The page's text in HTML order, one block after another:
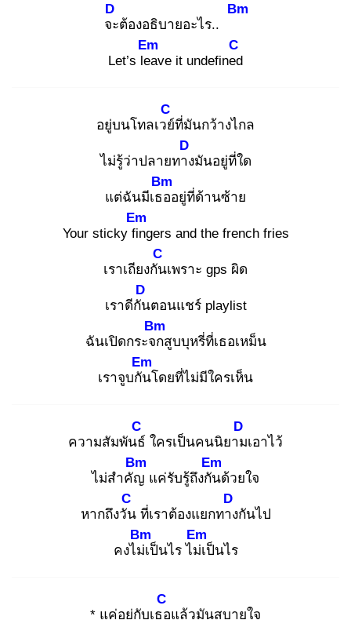
จะ
D
ต้องอธิบายอะไร..
Bm
Let’s lea
Em
ve it undefined
C
อยู่บนโทลเวย์
C
ที่มันกว้างไกล
ไม่รู้ว่าปลายทาง
D
มันอยู่ที่ใด
แต่ฉันมีเธอ
Bm
อยู่ที่ด้านซ้าย
Your sticky fin
Em
gers and the french fries
เราเถียงกัน
C
เพราะ gps ผิด
เราดีกัน
D
ตอนแชร์ playlist
ฉันเปิดกระจก
Bm
สูบบุหรี่ที่เธอเหม็น
เราจูบกัน
Em
โดยที่ไม่มีใครเห็น
ความสัมพันธ์
C
ใครเป็นคนนิยาม
D
เอาไว้
ไม่สำคัญ
Bm
แค่รับรู้ถึงกัน
Em
ด้วยใจ
หากถึงวัน
C
ที่เราต้องแยกทาง
D
กันไป
คงไม่เ
Bm
ป็นไร ไม่เ
Em
ป็นไร
* แค่อยู่กับเธอ
C
แล้วมันสบายใจ